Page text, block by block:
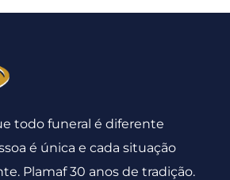
todo funeral é diferente
é única e cada situação
Plamaf 30 anos de tradição.